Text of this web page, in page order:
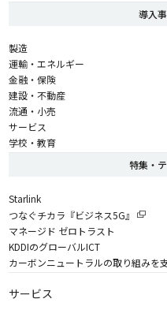
導入
製造
運輸・エネルギー
金融・保険
建設・不動産
流通・小売
サービス
学校・教育
特集・
Starlink
つなぐチカラ『ビジネス5G』
マネージド ゼロトラスト
KDDIのグローバルICT
カーボンニュートラルの取り組みを
サービス